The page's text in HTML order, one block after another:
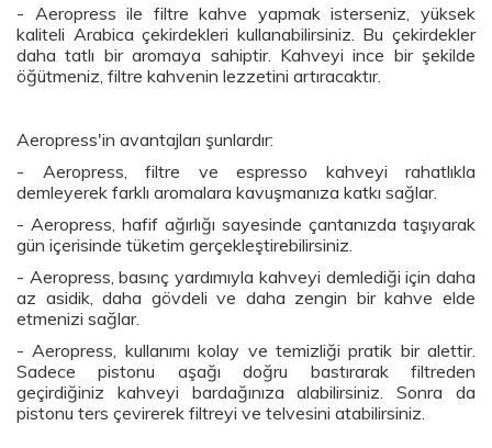
- Aeropress ile filtre kahve yapmak isterseniz, yüksek
kaliteli Arabica çekirdekleri kullanabilirsiniz. Bu çekirdekler
daha tatlı bir aromaya sahiptir. Kahveyi ince bir şekilde
öğütmeniz, filtre kahvenin lezzetini artıracaktır.
Aeropress'in avantajları şunlardır:
- Aeropress, filtre ve espresso kahveyi rahatlıkla
demleyerek farklı aromalara kavuşmanıza katkı sağlar.
- Aeropress, hafif ağırlığı sayesinde çantanızda taşıyarak
gün içerisinde tüketim gerçekleştirebilirsiniz.
- Aeropress, basınç yardımıyla kahveyi demlediği için daha
az asidik, daha gövdeli ve daha zengin bir kahve elde
etmenizi sağlar.
- Aeropress, kullanımı kolay ve temizliği pratik bir alettir.
Sadece pistonu aşağı doğru bastırarak filtreden
geçirdiğiniz kahveyi bardağınıza alabilirsiniz. Sonra da
pistonu ters çevirerek filtreyi ve telvesini atabilirsiniz.